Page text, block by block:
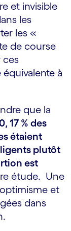
et invisible
les
les «
de course
ces
à
que la
17 % des
étaient
plutôt
est
étude. Une
et
dans